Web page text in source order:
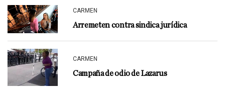
CARMEN
Arremeten contra sindica jurídica
CARMEN
Campaña de odio de Lazarus